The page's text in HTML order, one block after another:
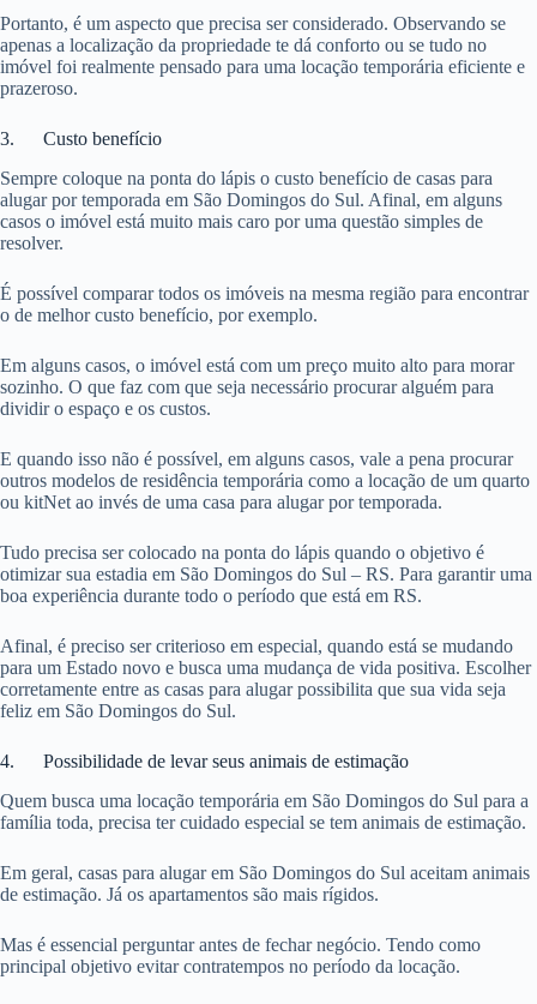
Portanto, é um aspecto que precisa ser considerado. Observando se
apenas a localização da propriedade te dá conforto ou se tudo no
imóvel foi realmente pensado para uma locação temporária eficiente e
prazeroso.
3. Custo benefício
Sempre coloque na ponta do lápis o custo benefício de casas para
alugar por temporada em São Domingos do Sul. Afinal, em alguns
casos o imóvel está muito mais caro por uma questão simples de
resolver.
É possível comparar todos os imóveis na mesma região para encontrar
o de melhor custo benefício, por exemplo.
Em alguns casos, o imóvel está com um preço muito alto para morar
sozinho. O que faz com que seja necessário procurar alguém para
dividir o espaço e os custos.
E quando isso não é possível, em alguns casos, vale a pena procurar
outros modelos de residência temporária como a locação de um quarto
ou kitNet ao invés de uma casa para alugar por temporada.
Tudo precisa ser colocado na ponta do lápis quando o objetivo é
otimizar sua estadia em São Domingos do Sul – RS. Para garantir uma
boa experiência durante todo o período que está em RS.
Afinal, é preciso ser criterioso em especial, quando está se mudando
para um Estado novo e busca uma mudança de vida positiva. Escolher
corretamente entre as casas para alugar possibilita que sua vida seja
feliz em São Domingos do Sul.
4. Possibilidade de levar seus animais de estimação
Quem busca uma locação temporária em São Domingos do Sul para a
família toda, precisa ter cuidado especial se tem animais de estimação.
Em geral, casas para alugar em São Domingos do Sul aceitam animais
de estimação. Já os apartamentos são mais rígidos.
Mas é essencial perguntar antes de fechar negócio. Tendo como
principal objetivo evitar contratempos no período da locação.